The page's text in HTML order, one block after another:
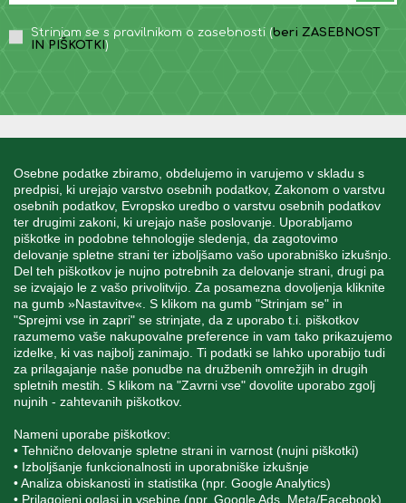
Osebne podatke zbiramo, obdelujemo in varujemo v skladu s
predpisi, ki urejajo varstvo osebnih podatkov, Zakonom o varstvu
osebnih podatkov, Evropsko uredbo o varstvu osebnih podatkov
ter drugimi zakoni, ki urejajo naše poslovanje. Uporabljamo
piškotke in podobne tehnologije sledenja, da zagotovimo
delovanje spletne strani ter izboljšamo vašo uporabniško izkušnjo.
Del teh piškotkov je nujno potrebnih za delovanje strani, drugi pa
se izvajajo le z vašo privolitvijo. Za posamezna dovoljenja kliknite
na gumb »Nastavitve«. S klikom na gumb "Strinjam se" in
"Sprejmi vse in zapri" se strinjate, da z uporabo t.i. piškotkov
razumemo vaše nakupovalne preference in vam tako prikazujemo
izdelke, ki vas najbolj zanimajo. Ti podatki se lahko uporabijo tudi
za prilagajanje naše ponudbe na družbenih omrežjih in drugih
spletnih mestih. S klikom na "Zavrni vse" dovolite uporabo zgolj
nujnih - zahtevanih piškotkov.
Nameni uporabe piškotkov:
• Tehnično delovanje spletne strani in varnost (nujni piškotki)
• Izboljšanje funkcionalnosti in uporabniške izkušnje
• Analiza obiskanosti in statistika (npr. Google Analytics)
• Prilagojeni oglasi in vsebine (npr. Google Ads, Meta/Facebook)
Strinjam se s pravilnikom o zasebnosti (beri ZASEBNOST
IN PIŠKOTKI )
MOJ RAČUN
STORITEV ZA STRANKE
SPREMLJAJTE NAS
+386 1 562 21 11